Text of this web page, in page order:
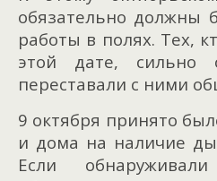
обязательно должны
работы в полях. Тех,
этой дате, сильно
переставали с ними
9 октября принято
и дома на наличие
Если